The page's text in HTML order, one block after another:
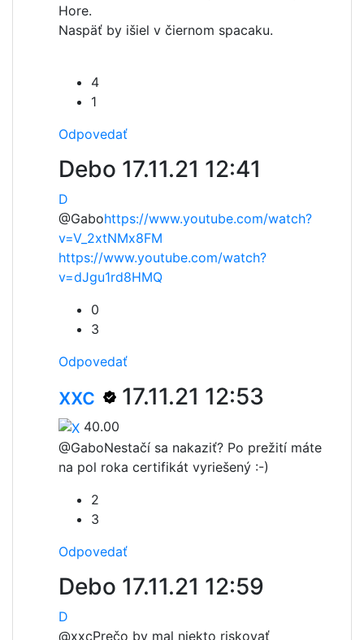
Hore.
Naspäť by išiel v čiernom spacaku.
4
1
Odpovedať
Debo 17.11.21 12:41
D
@Gabohttps://www.youtube.com/watch?
v=V_2xtNMx8FM
https://www.youtube.com/watch?
v=dJgu1rd8HMQ
0
3
Odpovedať
xxc 17.11.21 12:53
40.00
@GaboNestačí sa nakaziť? Po prežití máte
na pol roka certifikát vyriešený :-)
2
3
Odpovedať
Debo 17.11.21 12:59
D
@xxcPrečo by mal niekto riskovať